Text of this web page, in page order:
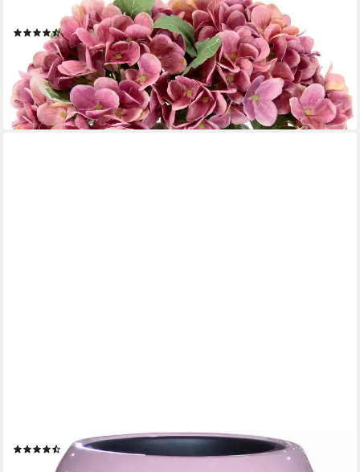
Kunstblume Hortensienbusch, Höhe 30 cm, In Keramikvase
(66)
21,99 € UVP 29,99 €
-27%
lieferbar - in 3-4 Werktagen bei dir
Hellrosa - Höhe 75 cm
(62)
ab 164,95 €